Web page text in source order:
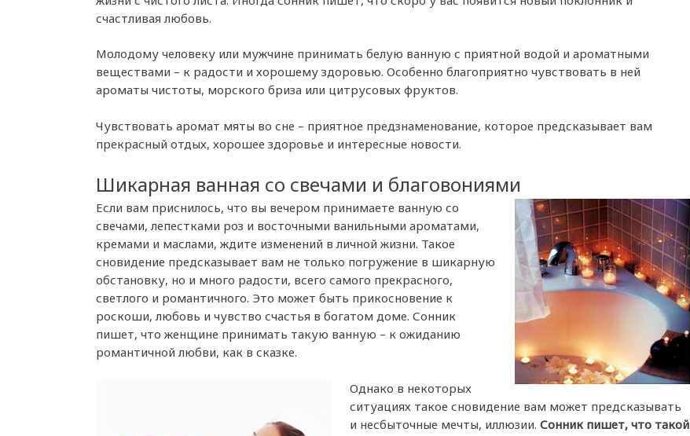
счастливая любовь.
Молодому человеку или мужчине принимать белую ванную с приятной водой и ароматными
веществами – к радости и хорошему здоровью. Особенно благоприятно чувствовать в ней
ароматы чистоты, морского бриза или цитрусовых фруктов.
Чувствовать аромат мяты во сне – приятное предзнаменование, которое предсказывает вам
прекрасный отдых, хорошее здоровье и интересные новости.
Шикарная ванная со свечами и благовониями
Если вам приснилось, что вы вечером принимаете ванную со
свечами, лепестками роз и восточными ванильными ароматами,
кремами и маслами, ждите изменений в личной жизни. Такое
сновидение предсказывает вам не только погружение в шикарную
обстановку, но и много радости, всего самого прекрасного,
светлого и романтичного. Это может быть прикосновение к
роскоши, любовь и чувство счастья в богатом доме. Сонник
пишет, что женщине принимать такую ванную – к ожиданию
романтичной любви, как в сказке.
Однако в некоторых
ситуациях такое сновидение вам может предсказывать
и несбыточные мечты, иллюзии. Сонник пишет, что такой